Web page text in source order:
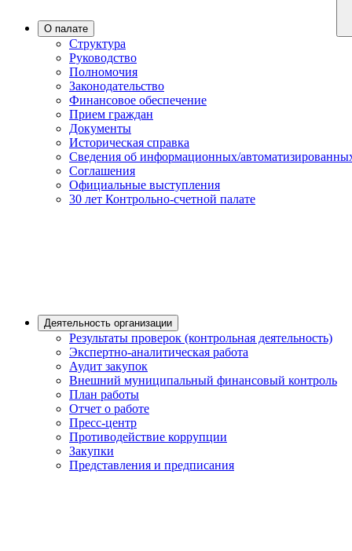
О палате
Структура
Руководство
Полномочия
Законодательство
Финансовое обеспечение
Прием граждан
Документы
Историческая справка
Сведения об информационных/
Соглашения
Официальные выступления
30 лет Контрольно-счетной палате
Деятельность организации
Результаты проверок (контрольная деятельность)
Экспертно-аналитическая работа
Аудит закупок
Внешний муниципальный финансовый контроль
План работы
Отчет о работе
Пресс-центр
Противодействие коррупции
Закупки
Представления и предписания